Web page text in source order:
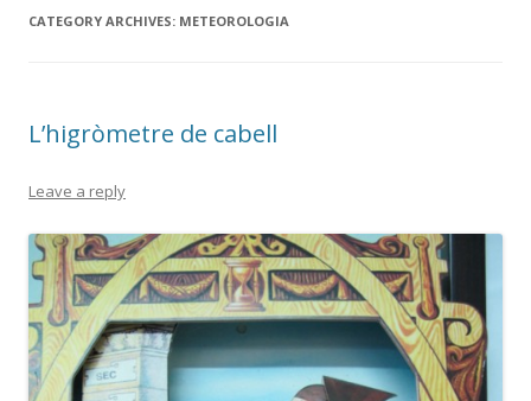
CATEGORY ARCHIVES: METEOROLOGIA
L’higròmetre de cabell
Leave a reply